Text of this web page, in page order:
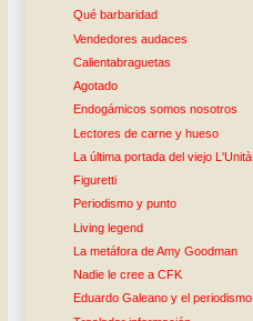
Qué barbaridad
Vendedores audaces
Calientabraguetas
Agotado
Endogámicos somos nosotros
Lectores de carne y hueso
La última portada del viejo L'Unità
Figuretti
Periodismo y punto
Living legend
La metáfora de Amy Goodman
Nadie le cree a CFK
Eduardo Galeano y el periodismo